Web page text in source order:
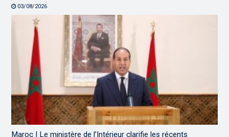
03/08/2026
Maroc | Le ministère de l’Intérieur clarifie les récents